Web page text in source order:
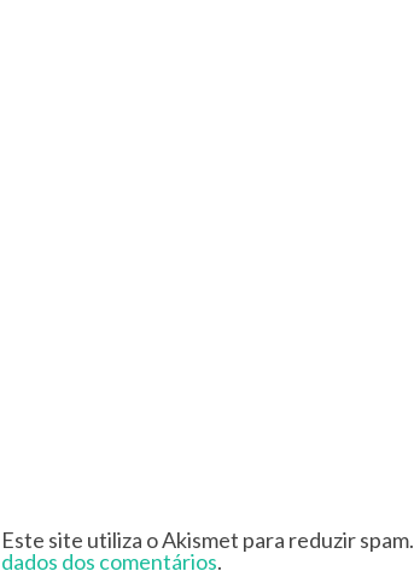
Este site utiliza o Akismet para reduzir spam.
dados dos comentários.